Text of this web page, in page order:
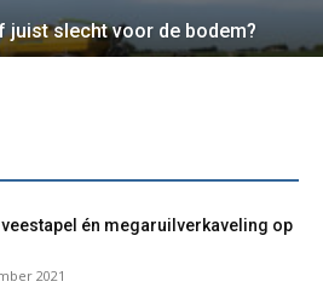
juist slecht voor de bodem?
veestapel én megaruilverkaveling op
2021